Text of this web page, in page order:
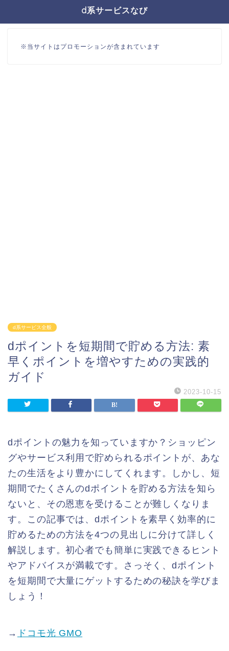
d系サービスなび
※当サイトはプロモーションが含まれています
d系サービス全般
dポイントを短期間で貯める方法: 素
早くポイントを増やすための実践的
ガイド
2023-10-15
dポイントの魅力を知っていますか？ショッピン
グやサービス利用で貯められるポイントが、あな
たの生活をより豊かにしてくれます。しかし、短
期間でたくさんのdポイントを貯める方法を知ら
ないと、その恩恵を受けることが難しくなりま
す。この記事では、dポイントを素早く効率的に
貯めるための方法を4つの見出しに分けて詳しく
解説します。初心者でも簡単に実践できるヒント
やアドバイスが満載です。さっそく、dポイント
を短期間で大量にゲットするための秘訣を学びま
しょう！
→ ドコモ光 GMO